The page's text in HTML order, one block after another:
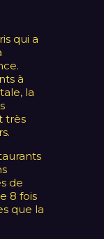
qui a
à
la
très
de
8 fois
que la